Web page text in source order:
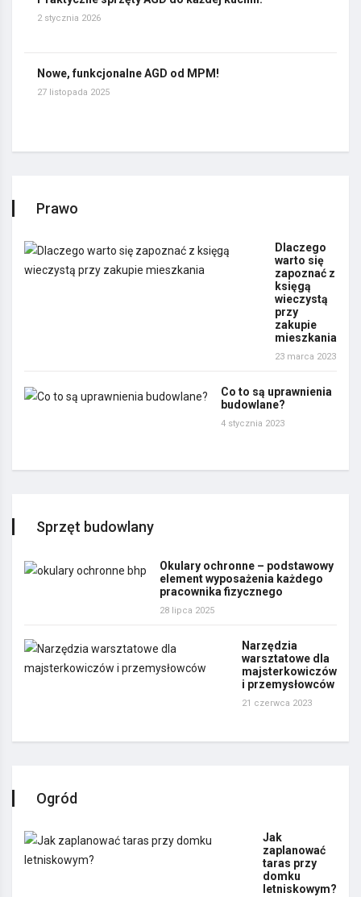
2 stycznia 2026
Nowe, funkcjonalne AGD od MPM!
27 listopada 2025
Prawo
Dlaczego
warto się
zapoznać z
księgą
wieczystą
przy
zakupie
mieszkania
23 marca 2023
Co to są uprawnienia
budowlane?
4 stycznia 2023
Sprzęt budowlany
Okulary ochronne – podstawowy
element wyposażenia każdego
pracownika fizycznego
28 lipca 2025
Narzędzia
warsztatowe dla
majsterkowiczów
i przemysłowców
21 czerwca 2023
Ogród
Jak
zaplanować
taras przy
domku
letniskowym?